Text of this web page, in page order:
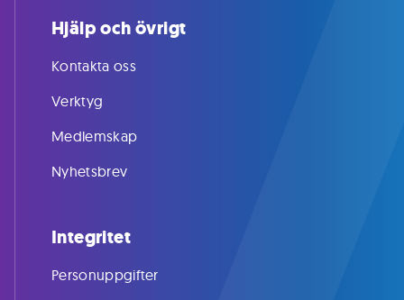
Hjälp och övrigt
Kontakta oss
Verktyg
Medlemskap
Nyhetsbrev
Integritet
Personuppgifter